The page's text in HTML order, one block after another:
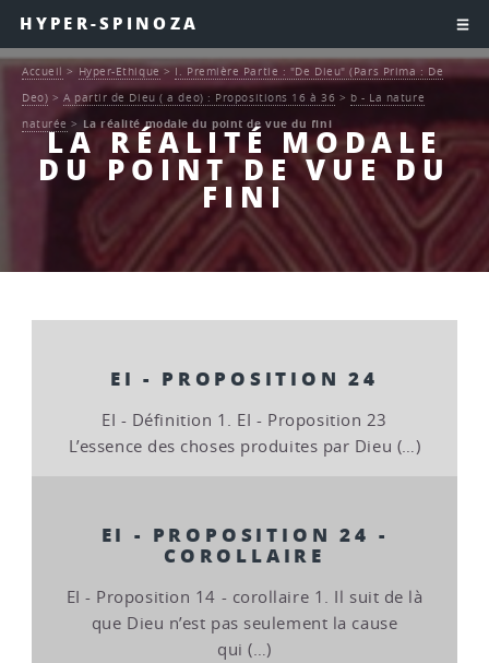
HYPER-SPINOZA
LA RÉALITÉ MODALE
DU POINT DE VUE DU
FINI
Accueil > Hyper-Ethique>I. Première Partie : "De Dieu" (Pars Prima : De
Deo) > A partir de Dieu ( a deo) : Propositions 16 à 36 > b - La nature
naturée > La réalité modale du point de vue du fini
EI - PROPOSITION 24
EI - Définition 1. EI - Proposition 23
L’essence des choses produites par Dieu (…)
EI - PROPOSITION 24 -
COROLLAIRE
EI - Proposition 14 - corollaire 1. Il suit de là
que Dieu n’est pas seulement la cause
qui (…)